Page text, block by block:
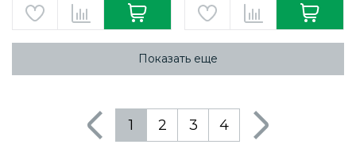
Показать еще
1 2 3 4